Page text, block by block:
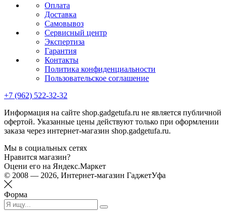
Оплата
Доставка
Самовывоз
Сервисный центр
Экспертиза
Гарантия
Контакты
Политика конфиденциальности
Пользовательское соглашение
+7 (962) 522-32-32
Информация на сайте shop.gadgetufa.ru не является публичной
офертой. Указанные цены действуют только при оформлении
заказа через интернет-магазин shop.gadgetufa.ru.
Мы в социальных сетях
Нравится магазин?
Оцени его на Яндекс.Маркет
© 2008 — 2026, Интернет-магазин ГаджетУфа
Форма